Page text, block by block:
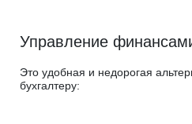
Управление
Это удобная и недорогая
бухгалтеру: